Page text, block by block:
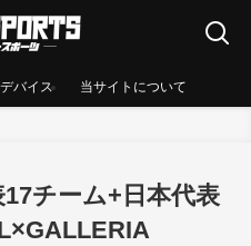
バイス 当サイトについて
17チーム+日本代表